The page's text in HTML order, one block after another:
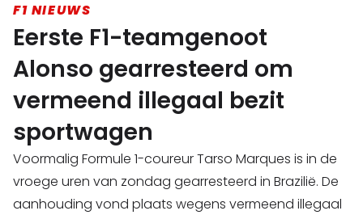
F1 NIEUWS
Eerste F1-teamgenoot
Alonso gearresteerd om
vermeend illegaal bezit
sportwagen
Voormalig Formule 1-coureur Tarso Marques is in de
vroege uren van zondag gearresteerd in Brazilië. De
aanhouding vond plaats wegens vermeend illegaal